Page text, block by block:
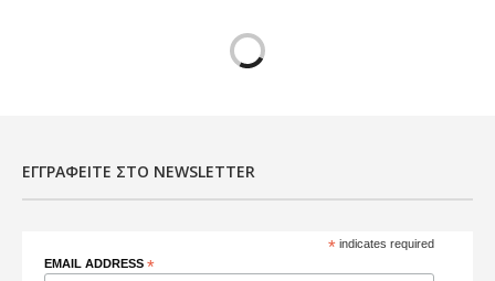
ΕΓΓΡΑΦΕΊΤΕ ΣΤΟ NEWSLETTER
* indicates required
EMAIL ADDRESS *